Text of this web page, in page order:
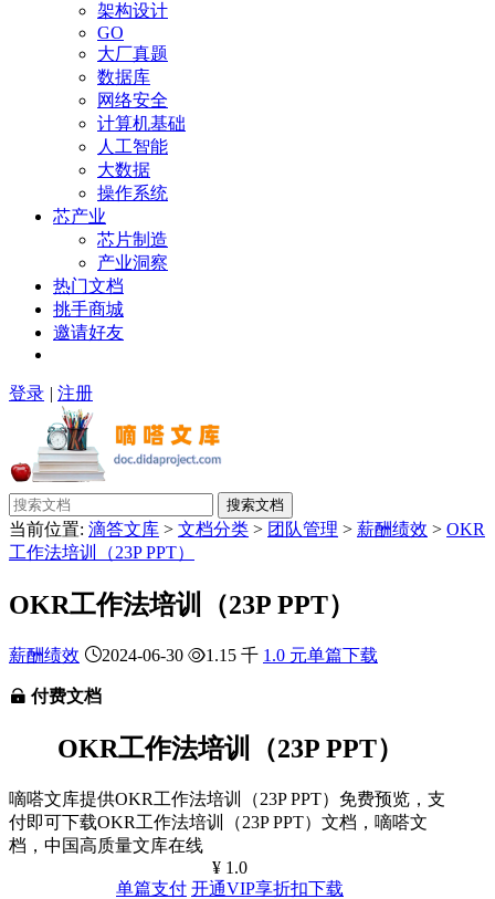
架构设计
GO
大厂真题
数据库
网络安全
计算机基础
人工智能
大数据
操作系统
芯产业
芯片制造
产业洞察
热门文档
挑手商城
邀请好友
登录 | 注册
搜索文档
当前位置: 滴答文库 > 文档分类 > 团队管理 > 薪酬绩效 > OKR
工作法培训（23P PPT）
OKR工作法培训（23P PPT）
薪酬绩效 2024-06-30 1.15 千 1.0 元单篇下载
付费文档
OKR工作法培训（23P PPT）
嘀嗒文库提供OKR工作法培训（23P PPT）免费预览，支
付即可下载OKR工作法培训（23P PPT）文档，嘀嗒文
档，中国高质量文库在线
¥ 1.0
单篇支付 开通VIP享折扣下载